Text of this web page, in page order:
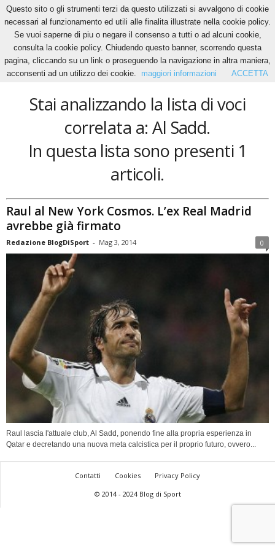
Home Tags Al Sadd
Al Sadd
Stai analizzando la lista di voci
correlata a: Al Sadd.
In questa lista sono presenti 1
articoli.
Raul al New York Cosmos. L’ex Real Madrid
avrebbe già firmato
Redazione BlogDiSport - Mag 3, 2014 0
Raul lascia l'attuale club, Al Sadd, ponendo fine alla propria esperienza in
Qatar e decretando una nuova meta calcistica per il proprio futuro, ovvero...
Contatti Cookies
Privacy Policy
© 2014 - 2024 Blog di Sport
Questo sito o gli strumenti terzi da questo utilizzati si avvalgono di cookie
necessari al funzionamento ed utili alle finalita illustrate nella cookie policy.
Se vuoi saperne di piu o negare il consenso a tutti o ad alcuni cookie,
consulta la cookie policy. Chiudendo questo banner, scorrendo questa
pagina, cliccando su un link o proseguendo la navigazione in altra maniera,
acconsenti ad un utilizzo dei cookie.
maggiori informazioni ACCETTA